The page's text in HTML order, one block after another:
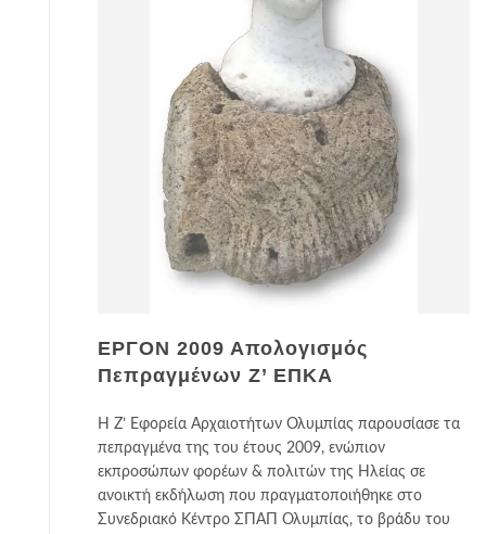
ΕΡΓΟΝ 2009 Απολογισμός
Πεπραγμένων Ζ’ ΕΠΚΑ
Η Ζ’ Εφορεία Αρχαιοτήτων Ολυμπίας παρουσίασε τα
πεπραγμένα της του έτους 2009, ενώπιον
εκπροσώπων φορέων & πολιτών της Ηλείας σε
ανοικτή εκδήλωση που πραγματοποιήθηκε στο
Συνεδριακό Κέντρο ΣΠΑΠ Ολυμπίας, το βράδυ του